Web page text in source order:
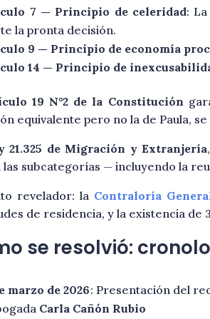
7 — Principio de celeridad:
la pronta decisión.
9 — Principio de economía
14 — Principio de
19 N°2 de la Constitución
equivalente pero no la de Paula,
21.325 de Migración y Extranjería
las subcategorías — incluyendo la
revelador: la Contraloría
de residencia, y la existencia de
se resolvió:
marzo de 2026: Presentación del
Carla Cañón Rubio